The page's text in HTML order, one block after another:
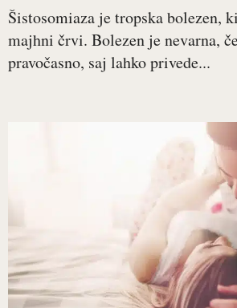
Šistosomiaza je tropska bolezen,
majhni črvi. Bolezen je nevarna,
pravočasno, saj lahko privede...